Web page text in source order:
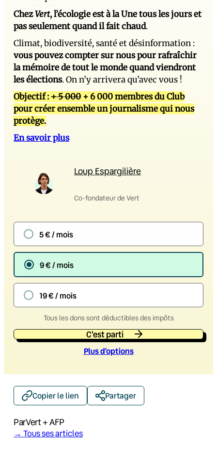
ChezVert, l’écologie est à la Une tous les jours et
pas seulement quand il fait chaud.
Climat, biodiversité, santé et désinformation :
vous pouvez compter sur nous pour rafraîchir
la mémoire de tout le monde quand viendront
les élections. On n’y arrivera qu’avec vous !
Objectif :+ 5 000 + 6 000 membres du Club
pour créer ensemble un journalisme qui nous
protège.
En savoir plus
Loup Espargilière
Co-fondateur de Vert
5 € / mois
9 € / mois
19 € / mois
Tous les dons sont déductibles des impôts
C'est parti
Plus d’options
Copier le lien Partager
ParVert + AFP
→ Tous ses articles